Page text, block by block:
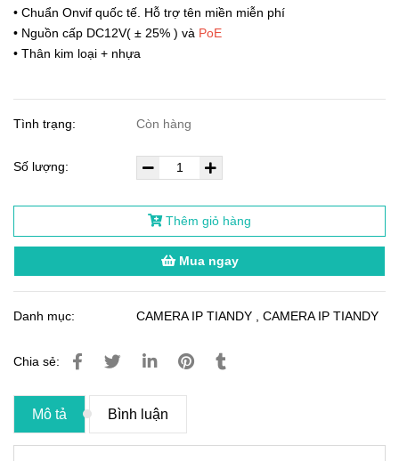
• Chuẩn Onvif quốc tế. Hỗ trợ tên miền miễn phí
• Nguồn cấp DC12V( ± 25% ) và PoE
• Thân kim loại + nhựa
Tình trạng: Còn hàng
Số lượng:
Thêm giỏ hàng
Mua ngay
Danh mục: CAMERA IP TIANDY ,CAMERA IP TIANDY
Chia sẻ:
Mô tả Bình luận